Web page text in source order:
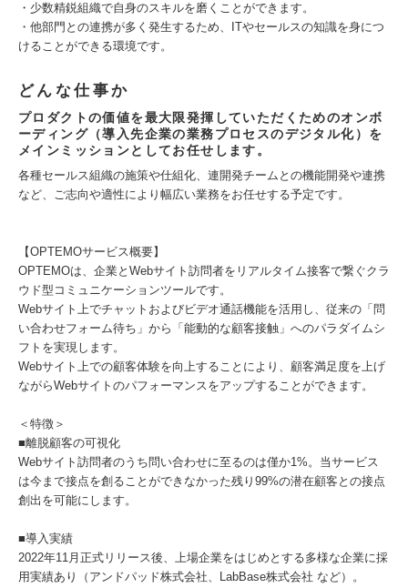
・少数精鋭組織で自身のスキルを磨くことができます。
・他部門との連携が多く発生するため、ITやセールスの知識を身につ
けることができる環境です。
どんな仕事か
プロダクトの価値を最大限発揮していただくためのオンボ
ーディング（導入先企業の業務プロセスのデジタル化）を
メインミッションとしてお任せします。
各種セールス組織の施策や仕組化、連開発チームとの機能開発や連携
など、ご志向や適性により幅広い業務をお任せする予定です。
【OPTEMOサービス概要】
OPTEMOは、企業とWebサイト訪問者をリアルタイム接客で繋ぐクラ
ウド型コミュニケーションツールです。
Webサイト上でチャットおよびビデオ通話機能を活用し、従来の「問
い合わせフォーム待ち」から「能動的な顧客接触」へのパラダイムシ
フトを実現します。
Webサイト上での顧客体験を向上することにより、顧客満足度を上げ
ながらWebサイトのパフォーマンスをアップすることができます。
＜特徴＞
■離脱顧客の可視化
Webサイト訪問者のうち問い合わせに至るのは僅か1%。当サービス
は今まで接点を創ることができなかった残り99%の潜在顧客との接点
創出を可能にします。
■導入実績
2022年11月正式リリース後、上場企業をはじめとする多様な企業に採
用実績あり（アンドパッド株式会社、LabBase株式会社 など）。